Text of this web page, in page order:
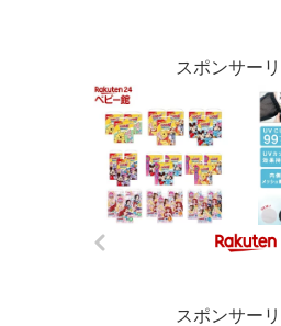
スポンサー
スポンサー